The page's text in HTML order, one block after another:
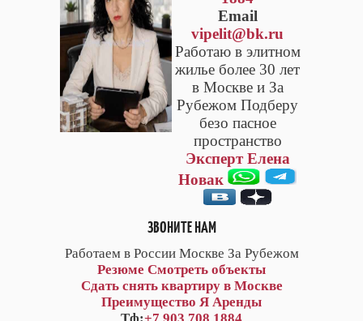
Email
vipelit@bk.ru
Работаю в элитном
жилье более 30 лет
в Москве и За
Рубежом Подберу
безо пасное
пространство
Эксперт Елена
Новак
ЗВОНИТЕ НАМ
Работаем в России Москве За Рубежом
Резюме Смотреть объекты
Сдать снять квартиру в Москве
Преимущество Я Аренды